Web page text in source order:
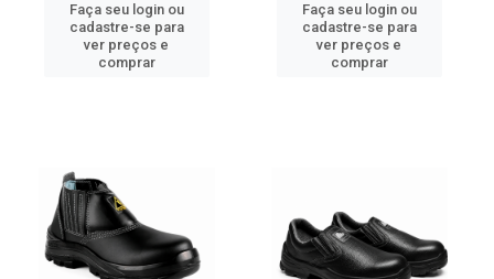
Faça seu login ou
cadastre-se para
ver preços e
comprar
Faça seu login ou
cadastre-se para
ver preços e
comprar